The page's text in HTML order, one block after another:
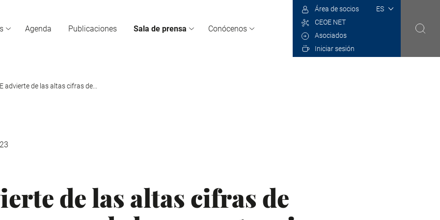
Agenda Publicaciones Sala de prensa Conócenos
Select
Área de socios
CEOE NET
Asociados
Iniciar sesión
advierte de las altas cifras de...
de las altas cifras de